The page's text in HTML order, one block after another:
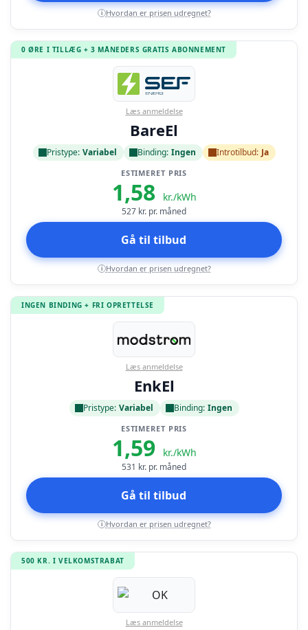
i Hvordan er prisen udregnet?
0 ØRE I TILLÆG + 3 MÅNEDERS GRATIS ABONNEMENT
Læs anmeldelse
BareEl
Pristype: Variabel Binding: Ingen Introtilbud: Ja
ESTIMERET PRIS
1,58 kr./kWh
527 kr. pr. måned
Gå til tilbud
i Hvordan er prisen udregnet?
INGEN BINDING + FRI OPRETTELSE
Læs anmeldelse
EnkEl
Pristype: Variabel Binding: Ingen
ESTIMERET PRIS
1,59 kr./kWh
531 kr. pr. måned
Gå til tilbud
i Hvordan er prisen udregnet?
500 KR. I VELKOMSTRABAT
Læs anmeldelse